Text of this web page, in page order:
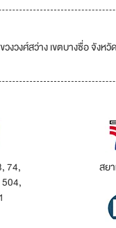
งวงศ์สว่าง เขตบางซื่อ จังห
74,
สย